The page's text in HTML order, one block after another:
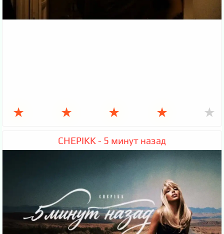
★ ★ ★ ★ ★
CHEPIKK - 5 минут назад